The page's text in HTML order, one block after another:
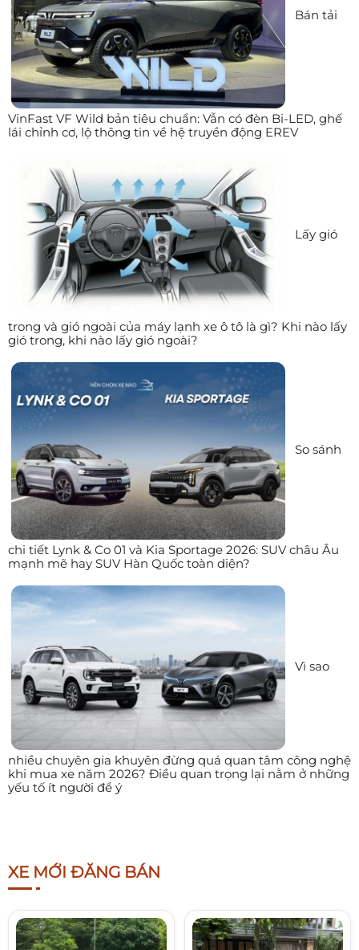
Bán tải
VinFast VF Wild bản tiêu chuẩn: Vẫn có đèn Bi-LED, ghế
lái chỉnh cơ, lộ thông tin về hệ truyền động EREV
Lấy gió
trong và gió ngoài của máy lạnh xe ô tô là gì? Khi nào lấy
gió trong, khi nào lấy gió ngoài?
So sánh
chi tiết Lynk & Co 01 và Kia Sportage 2026: SUV châu Âu
mạnh mẽ hay SUV Hàn Quốc toàn diện?
Vì sao
nhiều chuyên gia khuyên đừng quá quan tâm công nghệ
khi mua xe năm 2026? Điều quan trọng lại nằm ở những
yếu tố ít người để ý
XE MỚI ĐĂNG BÁN